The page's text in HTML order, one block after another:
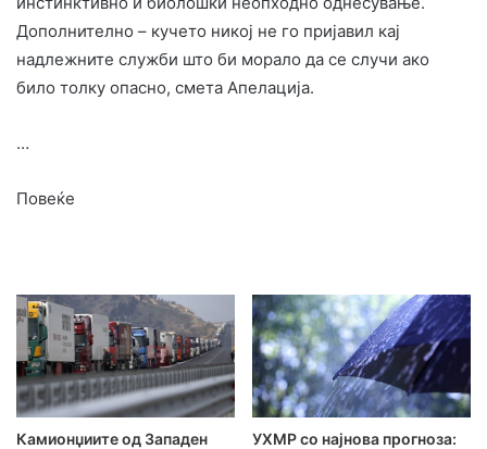
Дополнително – кучето никој не го пријавил кај
надлежните служби што би морало да се случи ако
било толку опасно, смета Апелација.
…
Повеќе
Камионџиите од Западен
УХМР со најнова прогноза: